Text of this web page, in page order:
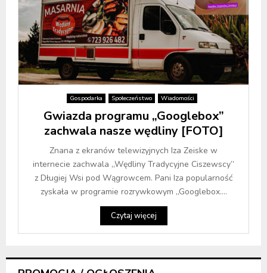
Gospodarka Społeczeństwo Wiadomości
Gwiazda programu „Googlebox”
zachwala nasze wędliny [FOTO]
Znana z ekranów telewizyjnych Iza Zeiske w
internecie zachwala „Wędliny Tradycyjne Ciszewscy”
z Długiej Wsi pod Wągrowcem. Pani Iza popularność
zyskała w programie rozrywkowym „Googlebox....
Czytaj więcej